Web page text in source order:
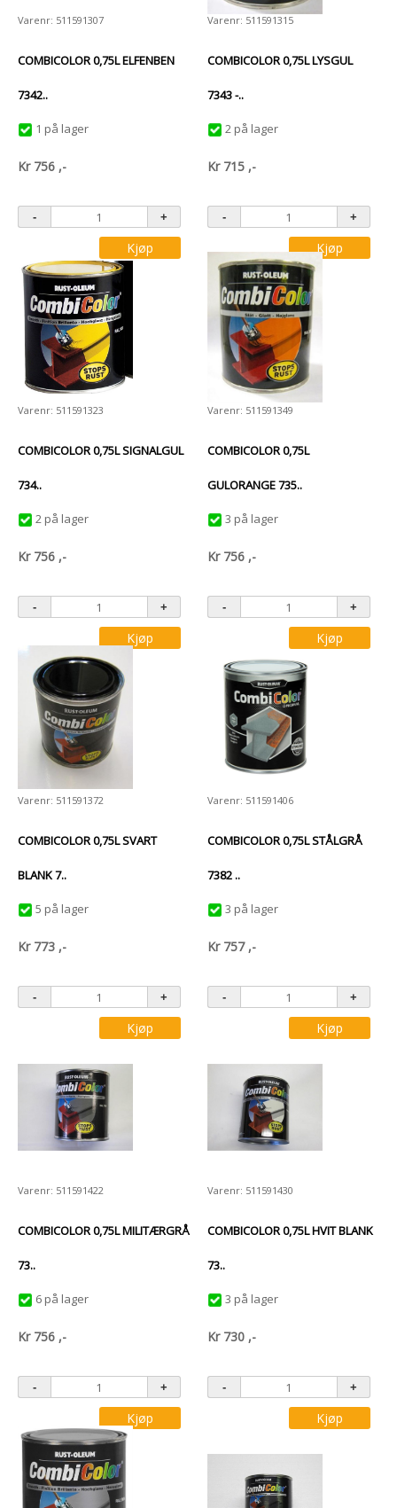
Varenr: 511591307
COMBICOLOR 0,75L ELFENBEN
7342..
1 på lager
Kr 756 ,-
Kjøp
Varenr: 511591315
COMBICOLOR 0,75L LYSGUL
7343 -..
2 på lager
Kr 715 ,-
Kjøp
Varenr: 511591323
COMBICOLOR 0,75L SIGNALGUL
734..
2 på lager
Kr 756 ,-
Kjøp
Varenr: 511591349
COMBICOLOR 0,75L
GULORANGE 735..
3 på lager
Kr 756 ,-
Kjøp
Varenr: 511591372
COMBICOLOR 0,75L SVART
BLANK 7..
5 på lager
Kr 773 ,-
Kjøp
Varenr: 511591406
COMBICOLOR 0,75L STÅLGRÅ
7382 ..
3 på lager
Kr 757 ,-
Kjøp
Varenr: 511591422
COMBICOLOR 0,75L MILITÆRGRÅ
73..
6 på lager
Kr 756 ,-
Kjøp
Varenr: 511591430
COMBICOLOR 0,75L HVIT BLANK
73..
3 på lager
Kr 730 ,-
Kjøp